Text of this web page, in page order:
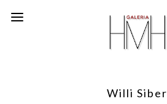
Willi Siber